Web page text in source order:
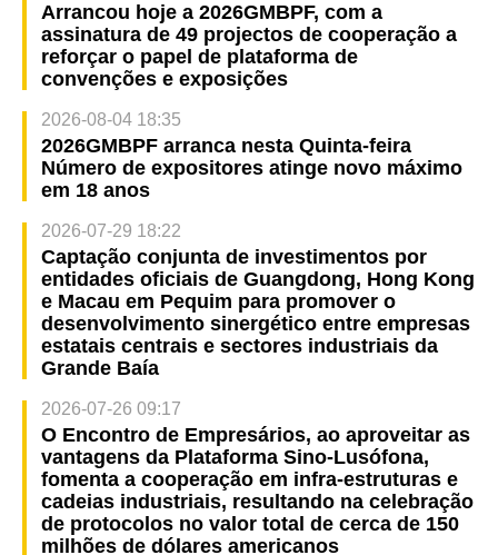
Arrancou hoje a 2026GMBPF, com a
assinatura de 49 projectos de cooperação a
reforçar o papel de plataforma de
convenções e exposições
2026-08-04 18:35
2026GMBPF arranca nesta Quinta-feira
Número de expositores atinge novo máximo
em 18 anos
2026-07-29 18:22
Captação conjunta de investimentos por
entidades oficiais de Guangdong, Hong Kong
e Macau em Pequim para promover o
desenvolvimento sinergético entre empresas
estatais centrais e sectores industriais da
Grande Baía
2026-07-26 09:17
O Encontro de Empresários, ao aproveitar as
vantagens da Plataforma Sino-Lusófona,
fomenta a cooperação em infra-estruturas e
cadeias industriais, resultando na celebração
de protocolos no valor total de cerca de 150
milhões de dólares americanos